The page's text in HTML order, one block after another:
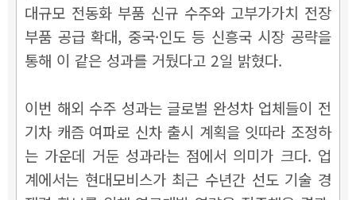
대규모 전동화 부품 신규 수주와 고부가가치 전장
부품 공급 확대, 중국·인도 등 신흥국 시장 공략을
통해 이 같은 성과를 거뒀다고 2일 밝혔다.
이번 해외 수주 성과는 글로벌 완성차 업체들이 전
기차 캐즘 여파로 신차 출시 계획을 잇따라 조정하
는 가운데 거둔 성과라는 점에서 의미가 크다. 업
계에서는 현대모비스가 최근 수년간 선도 기술 경